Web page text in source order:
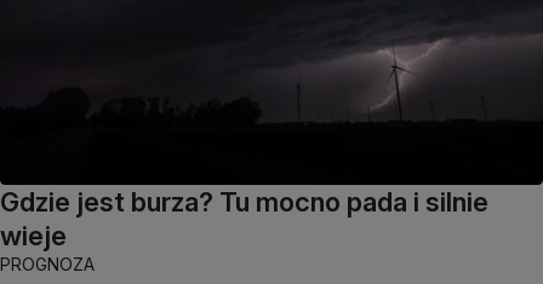
Gdzie jest burza? Tu mocno pada i silnie
wieje
PROGNOZA